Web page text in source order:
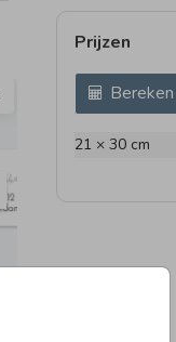
Prijzen
21 × 30 cm